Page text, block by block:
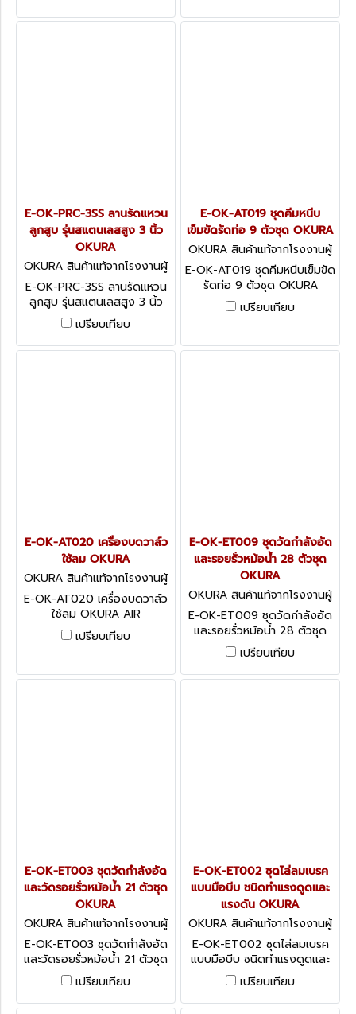
E-OK-PRC-3SS ลานรัดแหวน
ลูกสูบ รุ่นสแตนเลสสูง 3 นิ้ว
OKURA
OKURA สินค้าแท้จากโรงงานผู้
ผลิต E-OK-PRC-3SS
E-OK-PRC-3SS ลานรัดแหวน
ลูกสูบ รุ่นสแตนเลสสูง 3 นิ้ว
OKURA
เปรียบเทียบ
E-OK-AT019 ชุดคีมหนีบ
เข็มขัดรัดท่อ 9 ตัวชุด OKURA
OKURA สินค้าแท้จากโรงงานผู้
ผลิต E-OK-AT019
E-OK-AT019 ชุดคีมหนีบเข็มขัด
รัดท่อ 9 ตัวชุด OKURA
FLEXIBLE HOSE CLAMP
PLIERS SET
เปรียบเทียบ
E-OK-AT020 เครื่องบดวาล์ว
ใช้ลม OKURA
OKURA สินค้าแท้จากโรงงานผู้
ผลิต E-OK-AT020
E-OK-AT020 เครื่องบดวาล์ว
ใช้ลม OKURA AIR
OPERATED VALVE LAPPER
เปรียบเทียบ
E-OK-ET009 ชุดวัดกำลังอัด
และรอยรั่วหม้อน้ำ 28 ตัวชุด
OKURA
OKURA สินค้าแท้จากโรงงานผู้
ผลิต E-OK-ET009
E-OK-ET009 ชุดวัดกำลังอัด
และรอยรั่วหม้อน้ำ 28 ตัวชุด
OKURA 28 PCS RADIATOR
PRESSURE TESTER WITH
VACUUM PURGE AND
เปรียบเทียบ
E-OK-ET003 ชุดวัดกำลังอัด
และวัดรอยรั่วหม้อน้ำ 21 ตัวชุด
OKURA
OKURA สินค้าแท้จากโรงงานผู้
ผลิต E-OK-ET003
E-OK-ET003 ชุดวัดกำลังอัด
และวัดรอยรั่วหม้อน้ำ 21 ตัวชุด
OKURA Univesal Cooling
System Radiator Pressure
Tester Pump and Leak
เปรียบเทียบ
E-OK-ET002 ชุดไล่ลมเบรค
แบบมือบีบ ชนิดทำแรงดูดและ
แรงดัน OKURA
OKURA สินค้าแท้จากโรงงานผู้
ผลิต E-OK-ET002
E-OK-ET002 ชุดไล่ลมเบรค
แบบมือบีบ ชนิดทำแรงดูดและ
แรงดัน OKURA OKURA
HAND-HELD VACUUM PUMP
เปรียบเทียบ